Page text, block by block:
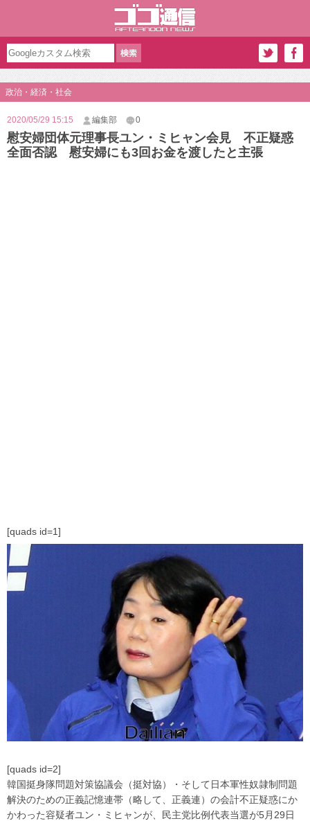
政治・経済・社会
2020/05/29 15:15 編集部 0
慰安婦団体元理事長ユン・ミヒャン会見 不正疑惑
全面否認 慰安婦にも3回お金を渡したと主張
[quads id=1]
[quads id=2]
韓国挺身隊問題対策協議会（挺対協）・そして日本軍性奴隷制問題
解決のための正義記憶連帯（略して、正義連）の会計不正疑惑にか
かわった容疑者ユン・ミヒャンが、民主党比例代表当選が5月29日